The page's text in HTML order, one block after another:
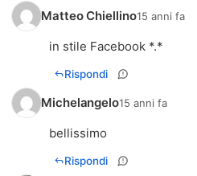
Matteo Chiellino15 anni fa
in stile Facebook *.*
Rispondi
Michelangelo15 anni fa
bellissimo
Rispondi